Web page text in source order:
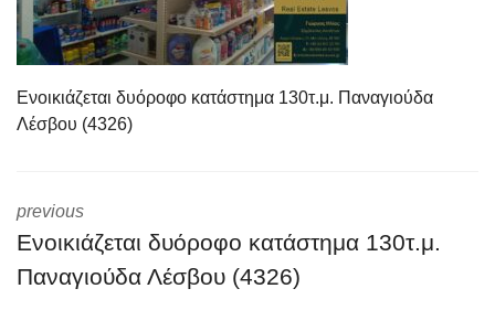
Ενοικιάζεται δυόροφο κατάστημα 130τ.μ. Παναγιούδα
Λέσβου (4326)
previous
Ενοικιάζεται δυόροφο κατάστημα 130τ.μ.
Παναγιούδα Λέσβου (4326)